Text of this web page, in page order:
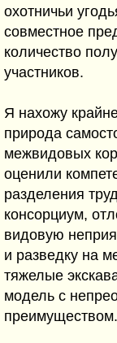
охотничьи
совместное
количество
участников.
Я нахожу
природа
межвидовых
оценили
разделения
консорциум,
видовую
и разведку на
тяжелые
модель с
преимуществом.